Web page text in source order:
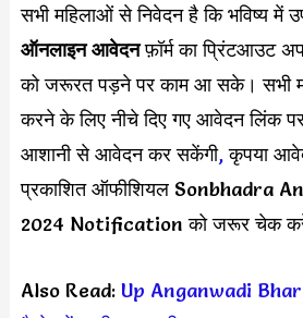
सभी महिलाओं से निवेदन है कि भविष्य में
ऑनलाइन आवेदनफ़ॉर्म का प्रिंटआउट
को जरूरत पड़ने पर काम आ सके। सभी
करने के लिए नीचे दिए गए आवेदन लिंक
आशानी से आवेदन कर सकेंगी,कृपया
प्रकाशित ऑफीशियल Sonbhadra
2024 Notification को जरूर चेक
Also Read: Up Anganwadi